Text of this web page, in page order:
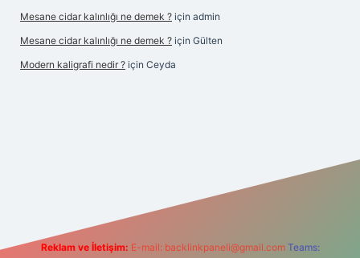
Mesane cidar kalınlığı ne demek ? için admin
Mesane cidar kalınlığı ne demek ? için Gülten
Modern kaligrafi nedir ? için Ceyda
Reklam ve İletişim: E-mail: backlinkpaneli@gmail.com Teams: